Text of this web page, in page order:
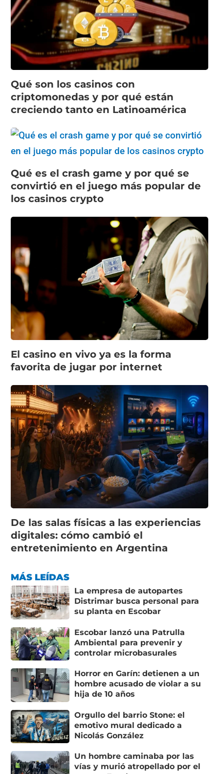
Qué son los casinos con
criptomonedas y por qué están
creciendo tanto en Latinoamérica
Qué es el crash game y por qué se
convirtió en el juego más popular de
los casinos crypto
El casino en vivo ya es la forma
favorita de jugar por internet
De las salas físicas a las experiencias
digitales: cómo cambió el
entretenimiento en Argentina
MÁS LEÍDAS
La empresa de autopartes
Distrimar busca personal para
su planta en Escobar
Escobar lanzó una Patrulla
Ambiental para prevenir y
controlar microbasurales
Horror en Garín: detienen a un
hombre acusado de violar a su
hija de 10 años
Orgullo del barrio Stone: el
emotivo mural dedicado a
Nicolás González
Un hombre caminaba por las
vías y murió atropellado por el